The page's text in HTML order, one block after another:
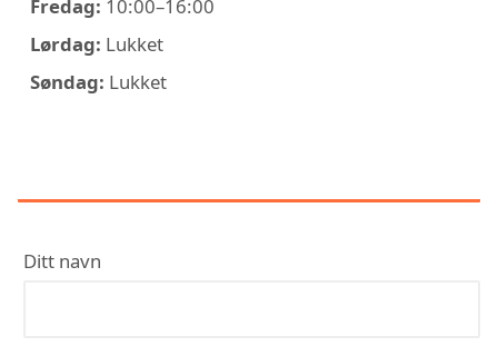
Fredag: 10:00–16:00
Lørdag: Lukket
Søndag: Lukket
Ditt navn